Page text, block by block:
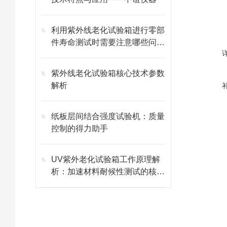
利用紫外线老化试验箱进行零部
件寿命测试时需要注意哪些问
紫外线老化试验箱核心技术参数
解析
纸板层间结合强度试验机：质量
控制的得力助手
UV紫外老化试验箱工作原理解
析：加速材料耐候性测试的核心